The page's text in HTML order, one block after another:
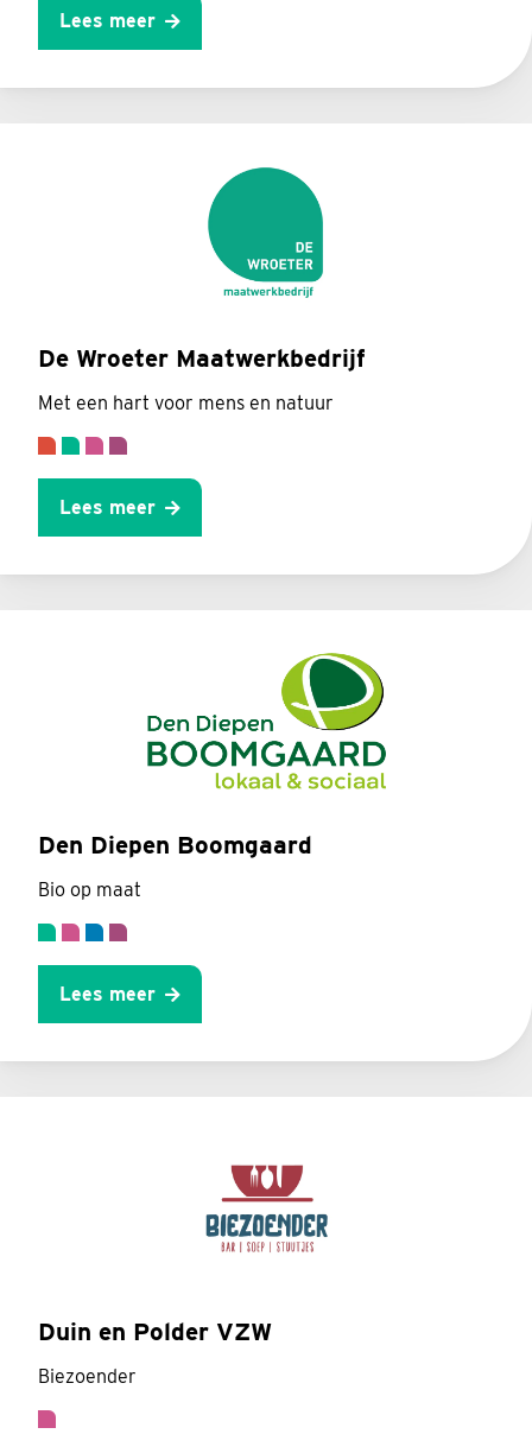
Lees meer
De Wroeter Maatwerkbedrijf
Met een hart voor mens en natuur
Lees meer
Den Diepen Boomgaard
Bio op maat
Lees meer
Duin en Polder VZW
Biezoender